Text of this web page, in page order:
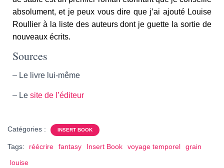
absolument, et je peux vous dire que j’ai ajouté Louise
Roullier à la liste des auteurs dont je guette la sortie de
nouveaux écrits.
Sources
– Le livre lui-même
– Le site de l’éditeur
Catégories : INSERT BOOK
Tags: réécrire fantasy Insert Book voyage temporel
grain
louise